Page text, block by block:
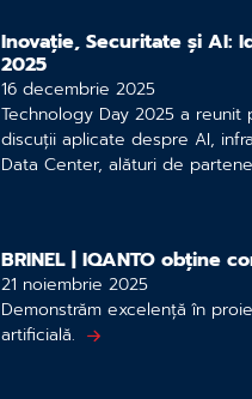
Inovație, Securitate și AI:
2025
16 decembrie 2025
Technology Day 2025 a
discuții aplicate despre AI,
Data Center, alături de
BRINEL | IQANTO obține
21 noiembrie 2025
Demonstrăm excelență în
artificială.